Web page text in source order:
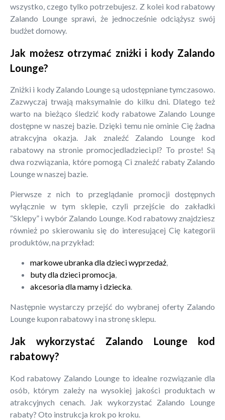
wszystko, czego tylko potrzebujesz. Z kolei kod rabatowy
Zalando Lounge sprawi, że jednocześnie odciążysz swój
budżet domowy.
Jak możesz otrzymać zniżki i kody Zalando
Lounge?
Zniżki i kody Zalando Lounge są udostępniane tymczasowo.
Zazwyczaj trwają maksymalnie do kilku dni. Dlatego też
warto na bieżąco śledzić kody rabatowe Zalando Lounge
dostępne w naszej bazie. Dzięki temu nie ominie Cię żadna
atrakcyjna okazja. Jak znaleźć Zalando Lounge kod
rabatowy na stronie promocjedladzieci.pl? To proste! Są
dwa rozwiązania, które pomogą Ci znaleźć rabaty Zalando
Lounge w naszej bazie.
Pierwsze z nich to przeglądanie promocji dostępnych
wyłącznie w tym sklepie, czyli przejście do zakładki
“Sklepy” i wybór Zalando Lounge. Kod rabatowy znajdziesz
również po skierowaniu się do interesującej Cię kategorii
produktów, na przykład:
markowe ubranka dla dzieci wyprzedaż,
buty dla dzieci promocja,
akcesoria dla mamy i dziecka.
Następnie wystarczy przejść do wybranej oferty Zalando
Lounge kupon rabatowy i na stronę sklepu.
Jak wykorzystać Zalando Lounge kod
rabatowy?
Kod rabatowy Zalando Lounge to idealne rozwiązanie dla
osób, którym zależy na wysokiej jakości produktach w
atrakcyjnych cenach. Jak wykorzystać Zalando Lounge
rabaty? Oto instrukcja krok po kroku.